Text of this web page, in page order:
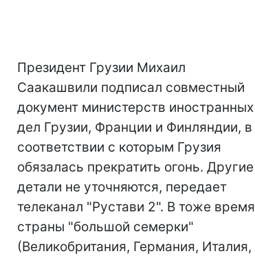
Президент Грузии Михаил
Саакашвили подписал совместный
документ министерств иностранных
дел Грузии, Франции и Финляндии, в
соответствии с которым Грузия
обязалась прекратить огонь. Другие
детали не уточняются, передает
телеканал "Рустави 2". В тоже время
страны "большой семерки"
(Великобритания, Германия, Италия,